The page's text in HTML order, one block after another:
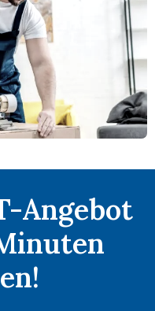
Angebot